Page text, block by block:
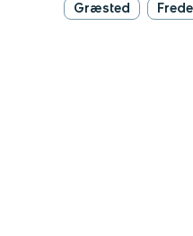
Græsted